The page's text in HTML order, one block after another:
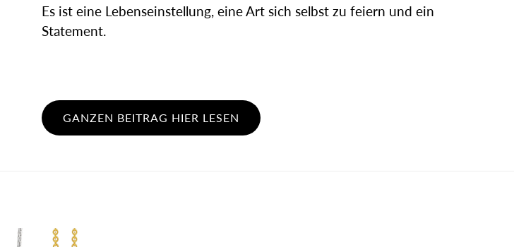
Es ist eine Lebenseinstellung, eine Art sich selbst zu feiern und ein
Statement.
GANZEN BEITRAG HIER LESEN